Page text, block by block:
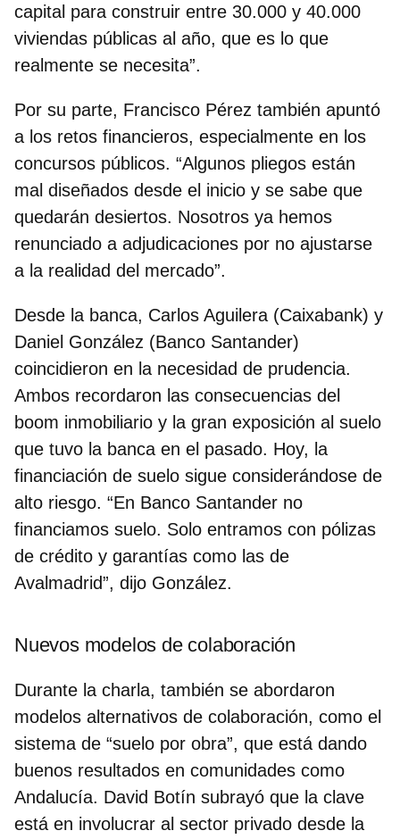
capital para construir entre 30.000 y 40.000
viviendas públicas al año, que es lo que
realmente se necesita”.
Por su parte, Francisco Pérez también apuntó
a los retos financieros, especialmente en los
concursos públicos. “Algunos pliegos están
mal diseñados desde el inicio y se sabe que
quedarán desiertos. Nosotros ya hemos
renunciado a adjudicaciones por no ajustarse
a la realidad del mercado”.
Desde la banca, Carlos Aguilera (Caixabank) y
Daniel González (Banco Santander)
coincidieron en la necesidad de prudencia.
Ambos recordaron las consecuencias del
boom inmobiliario y la gran exposición al suelo
que tuvo la banca en el pasado. Hoy, la
financiación de suelo sigue considerándose de
alto riesgo. “En Banco Santander no
financiamos suelo. Solo entramos con pólizas
de crédito y garantías como las de
Avalmadrid”, dijo González.
Nuevos modelos de colaboración
Durante la charla, también se abordaron
modelos alternativos de colaboración, como el
sistema de “suelo por obra”, que está dando
buenos resultados en comunidades como
Andalucía. David Botín subrayó que la clave
está en involucrar al sector privado desde la